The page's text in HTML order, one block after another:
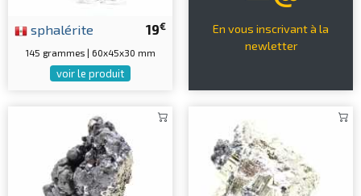
19€
sphalérite
145 grammes | 60x45x30 mm
voir le produit
En vous inscrivant à la
newletter